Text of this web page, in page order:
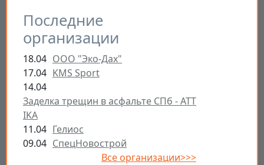
Последние
организации
18.04 ООО "Эко-Дах"
17.04 KMS Sport
14.04
Заделка трещин в асфальте СПб - ATT
IKA
11.04 Гелиос
09.04 СпецНовострой
Все организации>>>